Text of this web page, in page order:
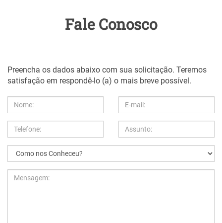
Fale Conosco
Preencha os dados abaixo com sua solicitação. Teremos
satisfação em respondê-lo (a) o mais breve possível.